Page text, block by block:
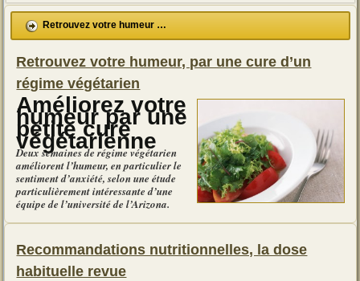
vendeuses
d’herbes
médicinales
et
Retrouvez votre humeur …
Retrouvez votre humeur, par une cure d’un
régime végétarien
Améliorez votre
humeur par une
petite cure
végétarienne
Deux semaines de régime végétarien
améliorent l’humeur, en particulier le
sentiment d’anxiété, selon une étude
particulièrement intéressante d’une
équipe de l’université de l’Arizona.
Recommandations nutritionnelles, la dose
habituelle revue